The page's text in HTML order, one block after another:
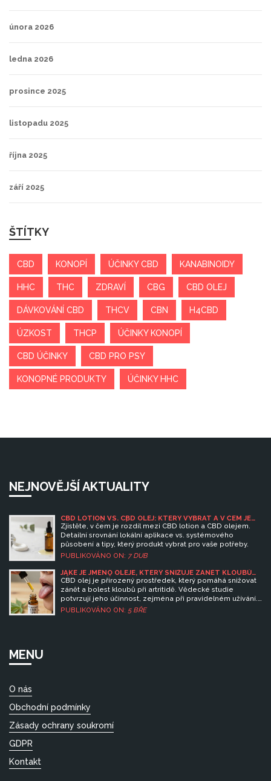
února 2026
ledna 2026
prosince 2025
listopadu 2025
října 2025
září 2025
ŠTÍTKY
CBD KONOPÍ ÚČINKY CBD KANABINOIDY
HHC THC ZDRAVÍ CBG CBD OLEJ
DÁVKOVÁNÍ CBD THCV CBN H4CBD
ÚZKOST THCP ÚČINKY KONOPÍ
CBD ÚČINKY CBD PRO PSY
KONOPNÉ PRODUKTY ÚČINKY HHC
NEJNOVĚJŠÍ AKTUALITY
CBD LOTION VS. CBD OLEJ: KTERÝ VYBRAT A V ČEM JE
TEN HLAVNÍ ROZDÍL?
Zjistěte, v čem je rozdíl mezi CBD lotion a CBD olejem.
Detailní srovnání lokální aplikace vs. systémového
působení a tipy, který produkt vybrat pro vaše potřeby.
PUBLIKOVÁNO ON: 7 DUB
JAKÉ JE JMÉNO OLEJE, KTERÝ SNIŽUJE ZÁNĚT KLOUBŮ
PŘI ARTRITIDĚ?
CBD olej je přirozený prostředek, který pomáhá snižovat
zánět a bolest kloubů při artritidě. Vědecké studie
potvrzují jeho účinnost, zejména při pravidelném užívání.
Zjistěte, jaký typ CBD oleje je nejlepší a jak ho správně
PUBLIKOVÁNO ON: 5 BŘE
MENU
O nás
Obchodní podmínky
Zásady ochrany soukromí
GDPR
Kontakt